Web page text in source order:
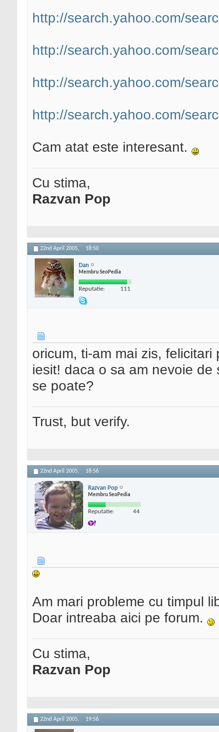
http://search.yahoo.com/
http://search.yahoo.com/
http://search.yahoo.com/
http://search.yahoo.com/
Cam atat este interesant.
Cu stima,
Razvan Pop
22nd April 2005, 18:50
Dan
Membru SeoPedia
Reputatie: 111
oricum, ti-am mai zis,
iesit! daca o sa am nevoie
se poate?
Trust, but verify.
22nd April 2005, 18:56
Razvan Pop
Membru SeoPedia
Reputatie: 44
Am mari probleme cu timpul
Doar intreaba aici pe forum.
Cu stima,
Razvan Pop
22nd April 2005, 19:56